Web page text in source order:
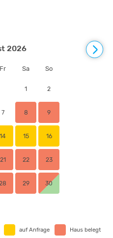
2026
Fr Sa So
1 2
7 8 9
14 15 16
21 22 23
29 30
auf Anfrage Haus belegt